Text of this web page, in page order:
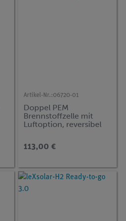
Artikel-Nr.:06720-01
Doppel PEM
Brennstoffzelle mit
Luftoption, reversibel
113,00 €